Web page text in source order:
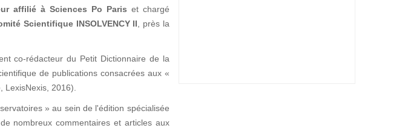
affilié à Sciences Po Paris et chargé
Scientifique INSOLVENCY II , près la
co-rédacteur du Petit Dictionnaire de la
de publications consacrées aux «
2016).
» au sein de l'édition spécialisée
nombreux commentaires et articles aux